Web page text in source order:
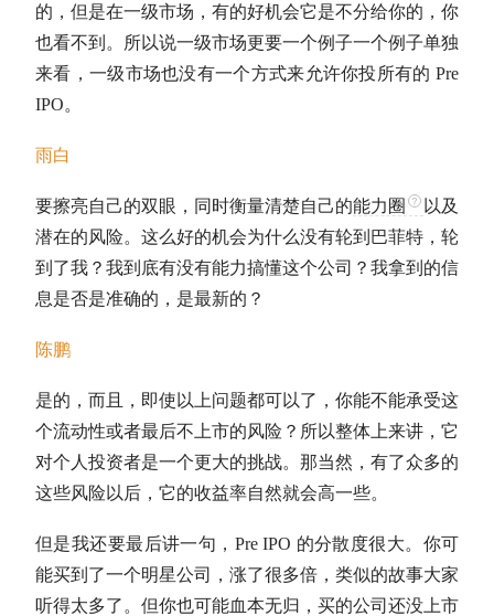
的，但是在一级市场，有的好机会它是不分给你的，你
也看不到。所以说一级市场更要一个例子一个例子单独
来看，一级市场也没有一个方式来允许你投所有的 Pre
IPO。
雨白
要擦亮自己的双眼，同时衡量清楚自己的能力圈
以及
潜在的风险。这么好的机会为什么没有轮到 巴菲特 ，轮
到了我？我到底有没有能力搞懂这个公司？我拿到的信
息是否是准确的，是最新的？
陈鹏
是的，而且，即使以上问题都可以了，你能不能承受这
个流动性或者最后不上市的风险？所以整体上来讲，它
对个人投资者是一个更大的挑战。那当然，有了众多的
这些风险以后，它的收益率自然就会高一些。
但是我还要最后讲一句，Pre IPO 的分散度很大。你可
能买到了一个明星公司，涨了很多倍，类似的故事大家
听得太多了。但你也可能血本无归，买的公司还没上市